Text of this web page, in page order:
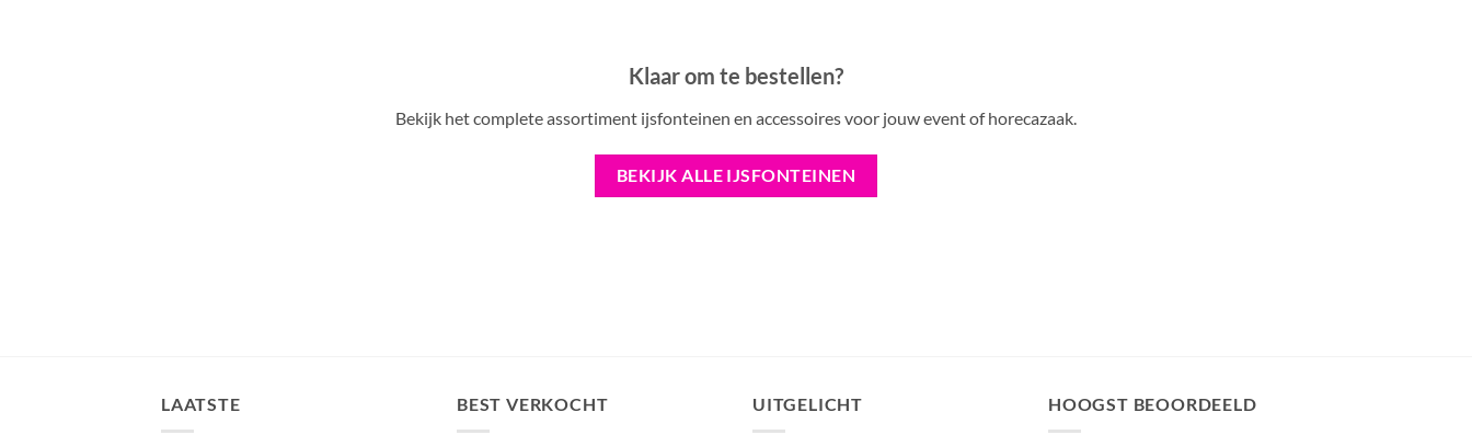
Klaar om te bestellen?
Bekijk het complete assortiment ijsfonteinen en accessoires voor jouw event of horecazaak.
BEKIJK ALLE IJSFONTEINEN
LAATSTE BEST VERKOCHT UITGELICHT HOOGST BEOORDEELD